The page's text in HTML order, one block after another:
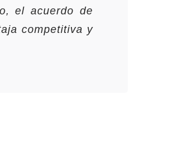
el acuerdo de
competitiva y